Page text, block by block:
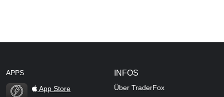
APPS
App Store
INFOS
Über TraderFox